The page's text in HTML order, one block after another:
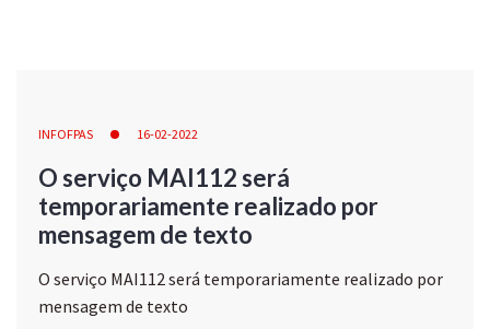
INFOFPAS 16-02-2022
O serviço MAI112 será
temporariamente realizado por
mensagem de texto
O serviço MAI112 será temporariamente realizado por
mensagem de texto